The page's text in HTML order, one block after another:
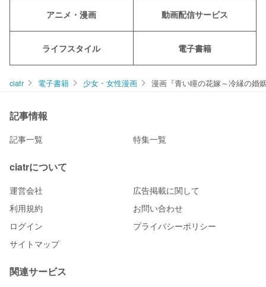
アニメ・漫画 動画配信サービス
ライフスタイル 電子書籍
ciatr 電子書籍 少女・女性漫画 漫画『青い瞳の花嫁～冷縁の婚
記事情報
記事一覧 特集一覧
ciatrについて
運営会社
広告掲載に関して
利用規約
お問い合わせ
ログイン
プライバシーポリシー
サイトマップ
関連サービス